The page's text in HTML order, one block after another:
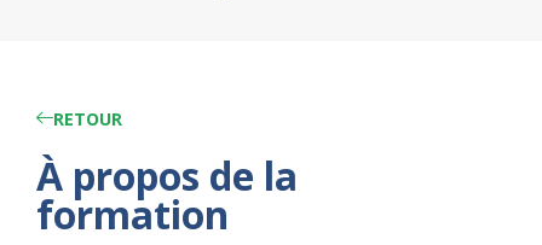
RETOUR
À propos de la
formation